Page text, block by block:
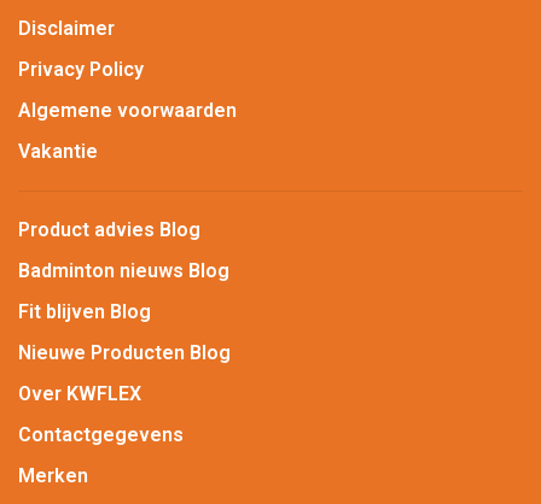
Disclaimer
Privacy Policy
Algemene voorwaarden
Vakantie
Product advies Blog
Badminton nieuws Blog
Fit blijven Blog
Nieuwe Producten Blog
Over KWFLEX
Contactgegevens
Merken